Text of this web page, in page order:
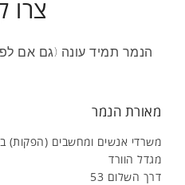
צרו
הנמר תמיד עונה (גם אם
מאורת הנמר
משרדי אנשים ומחשבים (הפקות)
מגדל הוורד
דרך השלום 53